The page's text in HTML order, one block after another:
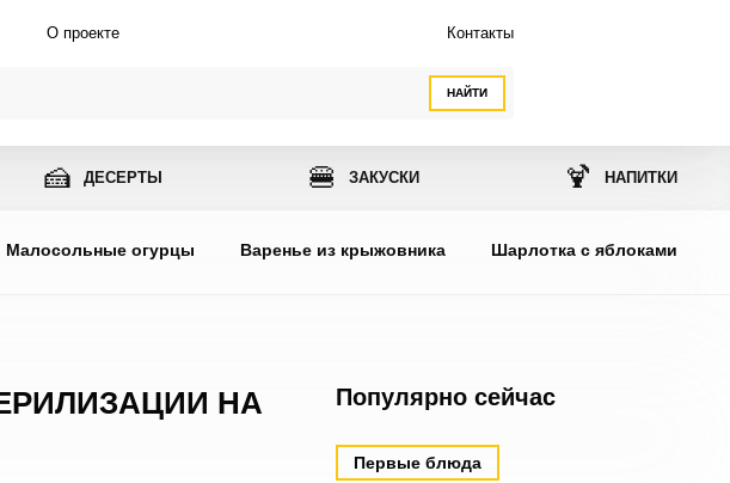
НАЙТИ
О проекте Контакты
🍰 ДЕСЕРТЫ 🍔 ЗАКУСКИ 🍹 НАПИТКИ
Малосольные огурцы Варенье из крыжовника Шарлотка с яблоками
НА
Популярно сейчас
Первые блюда